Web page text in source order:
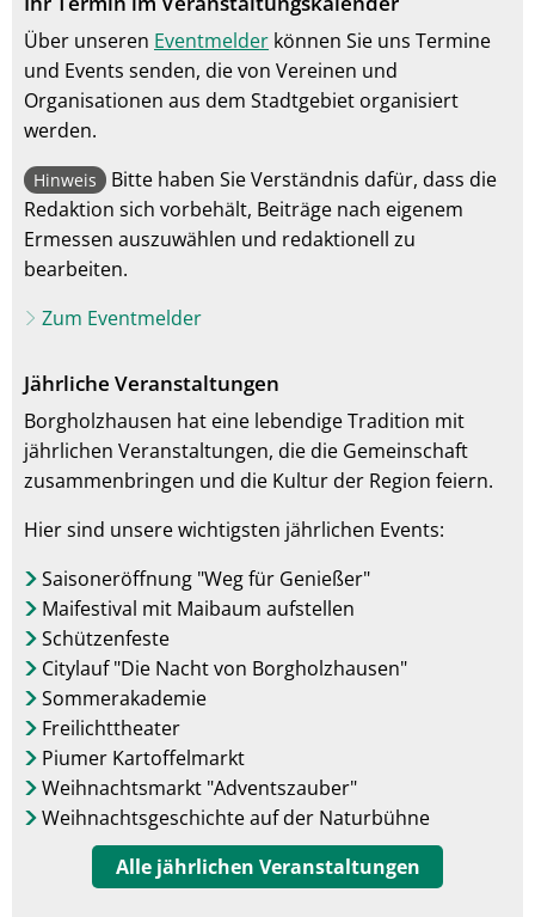
Über unseren Eventmelder können Sie uns Termine
und Events senden, die von Vereinen und
Organisationen aus dem Stadtgebiet organisiert
werden.
Hinweis
Bitte haben Sie Verständnis dafür, dass die
Redaktion sich vorbehält, Beiträge nach eigenem
Ermessen auszuwählen und redaktionell zu
bearbeiten.
Zum Eventmelder
Jährliche Veranstaltungen
Borgholzhausen hat eine lebendige Tradition mit
jährlichen Veranstaltungen, die die Gemeinschaft
zusammenbringen und die Kultur der Region feiern.
Hier sind unsere wichtigsten jährlichen Events:
Saisoneröffnung "Weg für Genießer"
Maifestival mit Maibaum aufstellen
Schützenfeste
Citylauf "Die Nacht von Borgholzhausen"
Sommerakademie
Freilichttheater
Piumer Kartoffelmarkt
Weihnachtsmarkt "Adventszauber"
Weihnachtsgeschichte auf der Naturbühne
Alle jährlichen Veranstaltungen